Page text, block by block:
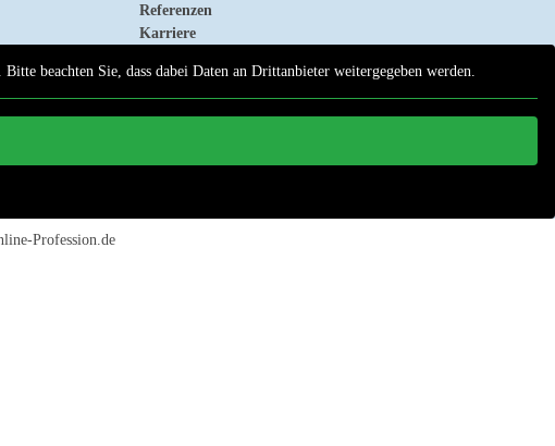
Referenzen
Karriere
beachten Sie, dass dabei Daten an Drittanbieter weitergegeben werden.
Profession.de